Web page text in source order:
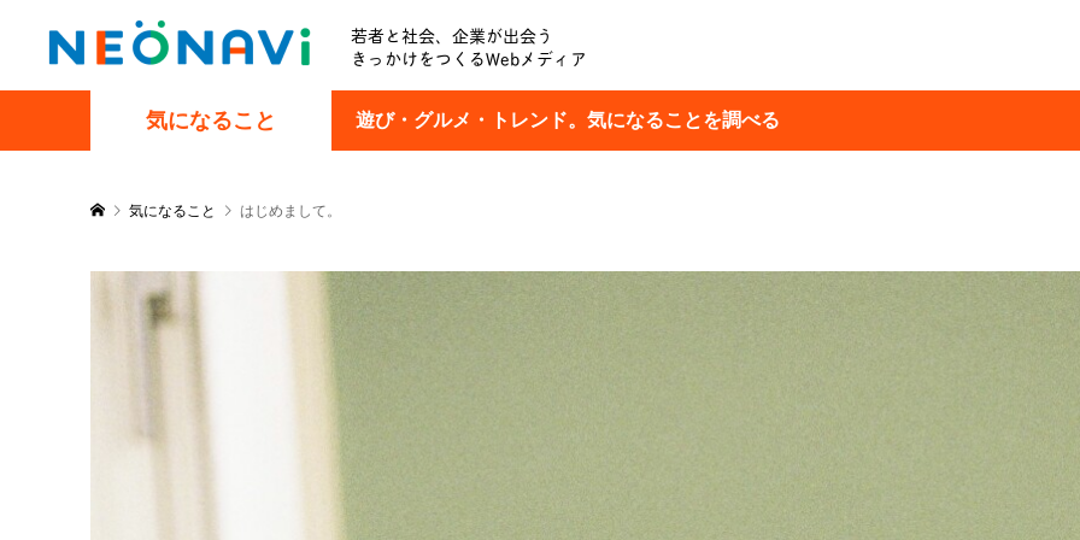
若者と社会、企業が出会う
きっかけをつくるWebメディア
気になること 遊び・グルメ・トレンド。気になることを調べる
気になること はじめまして。